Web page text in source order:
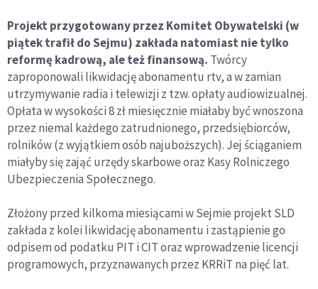
Projekt przygotowany przez Komitet Obywatelski (w
piątek trafił do Sejmu) zakłada natomiast nie tylko
reformę kadrową, ale też finansową. Twórcy
zaproponowali likwidację abonamentu rtv, a w zamian
utrzymywanie radia i telewizji z tzw. opłaty audiowizualnej.
Opłata w wysokości 8 zł miesięcznie miałaby być wnoszona
przez niemal każdego zatrudnionego, przedsiębiorców,
rolników (z wyjątkiem osób najuboższych). Jej ściąganiem
miałyby się zająć urzędy skarbowe oraz Kasy Rolniczego
Ubezpieczenia Społecznego.
Złożony przed kilkoma miesiącami w Sejmie projekt SLD
zakłada z kolei likwidację abonamentu i zastąpienie go
odpisem od podatku PIT i CIT oraz wprowadzenie licencji
programowych, przyznawanych przez KRRiT na pięć lat.